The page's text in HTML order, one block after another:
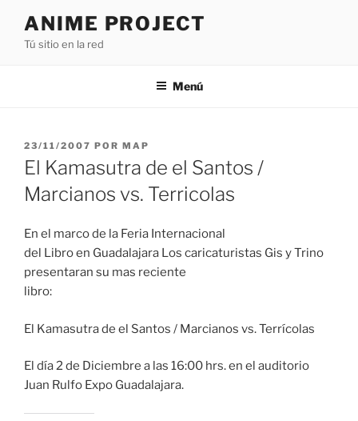
contenido
ANIME PROJECT
Tú sitio en la red
Menú
PUBLICADO
EL
23/11/2007 POR MAP
El Kamasutra de el Santos /
Marcianos vs. Terricolas
En el marco de la Feria Internacional
del Libro en Guadalajara Los caricaturistas Gis y Trino
presentaran su mas reciente
libro:
El Kamasutra de el Santos / Marcianos vs. Terrícolas
El día 2 de Diciembre a las 16:00 hrs. en el auditorio
Juan Rulfo Expo Guadalajara.